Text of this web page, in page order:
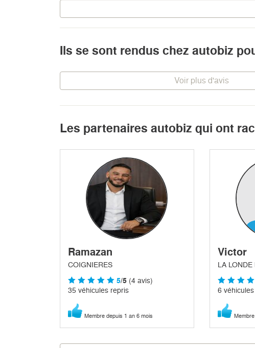
Ils se sont rendus chez autobiz
Voir plus d'avis
Les partenaires autobiz qui ont
Ramazan
COIGNIERES
5/5 (4 avis)
35 véhicules repris
Membre depuis 1 an 6 mois
Victor
LA LONDE
6